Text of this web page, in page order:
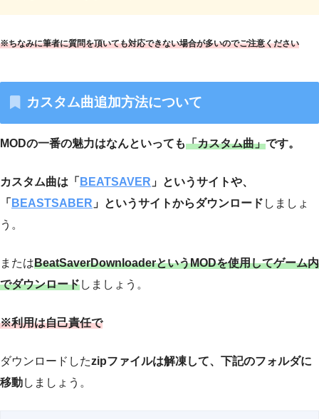
※ちなみに筆者に質問を頂いても対応できない場合が多いのでご注意ください
カスタム曲追加方法について
MODの一番の魅力はなんといっても「カスタム曲」です。
カスタム曲は「 BEATSAVER 」というサイトや、
「 BEASTSABER 」というサイトからダウンロード しましょ
う。
またはBeatSaverDownloaderというMODを使用してゲーム内
でダウンロードしましょう。
※利用は自己責任で
ダウンロードしたzipファイルは解凍して、下記のフォルダに
移動しましょう。